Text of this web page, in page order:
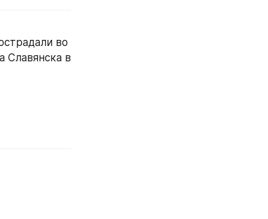
во
Славянска в